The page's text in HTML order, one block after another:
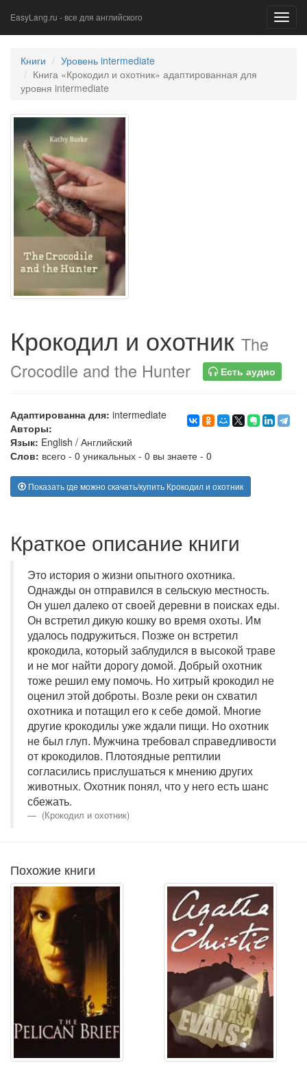
EasyLang.ru - все для английского
Книги
Уровень intermediate
Книга «Крокодил и охотник» адаптированная для
уровня intermediate
Крокодил и охотник The
Crocodile and the Hunter
Есть аудио
Адаптированна для: intermediate
Авторы:
Язык: English / Английский
Слов: всего - 0 уникальных - 0 вы знаете - 0
Показать где можно скачать/купить Крокодил и охотник
Краткое описание книги
Это история о жизни опытного охотника.
Однажды он отправился в сельскую местность.
Он ушел далеко от своей деревни в поисках еды.
Он встретил дикую кошку во время охоты. Им
удалось подружиться. Позже он встретил
крокодила, который заблудился в высокой траве
и не мог найти дорогу домой. Добрый охотник
тоже решил ему помочь. Но хитрый крокодил не
оценил этой доброты. Возле реки он схватил
охотника и потащил его к себе домой. Многие
другие крокодилы уже ждали пищи. Но охотник
не был глуп. Мужчина требовал справедливости
от крокодилов. Плотоядные рептилии
согласились прислушаться к мнению других
животных. Охотник понял, что у него есть шанс
сбежать.
(Крокодил и охотник)
Похожие книги